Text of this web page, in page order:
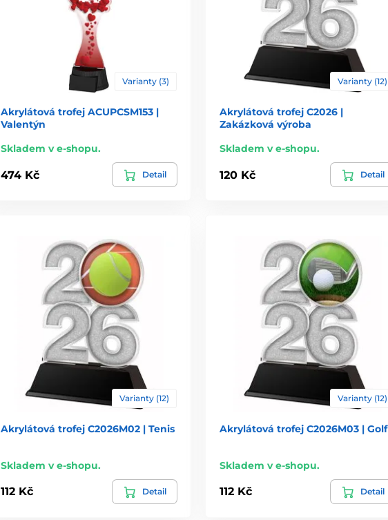
Varianty (3)
Akrylátová trofej ACUPCSM153 |
Valentýn
Skladem v e-shopu.
474 Kč Detail
Varianty (12)
Akrylátová trofej C2026 |
Zakázková výroba
Skladem v e-shopu.
120 Kč Detail
Varianty (12)
Akrylátová trofej C2026M02 | Tenis
Skladem v e-shopu.
112 Kč Detail
Varianty (12)
Akrylátová trofej C2026M03 | Golf
Skladem v e-shopu.
112 Kč Detail